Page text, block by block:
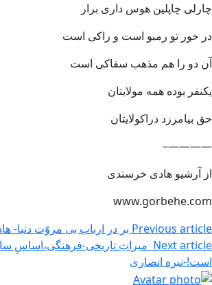
چارلی چاپلین هوس داری برار
در خور تو رمبو است و راکی است
آن دو را هم مذهب سفاکی است
یکنفر بوده همه مولایتان
حق بیامرزد دراکولایتان
————–
از آرشیو هادی خرسندی
www.gorbehe.com
Previous article بر در ارباب بی مروّت دنیا-
Next article میراثِ تاریخی-فرهنگی،اساسِ
است!-نیره انصاری